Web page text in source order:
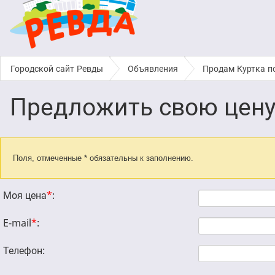
Городской сайт Ревды › Объявления › Продам Куртка
Предложить свою цену
Поля, отмеченные * обязательны к заполнению.
Моя цена*:
E-mail*:
Телефон: